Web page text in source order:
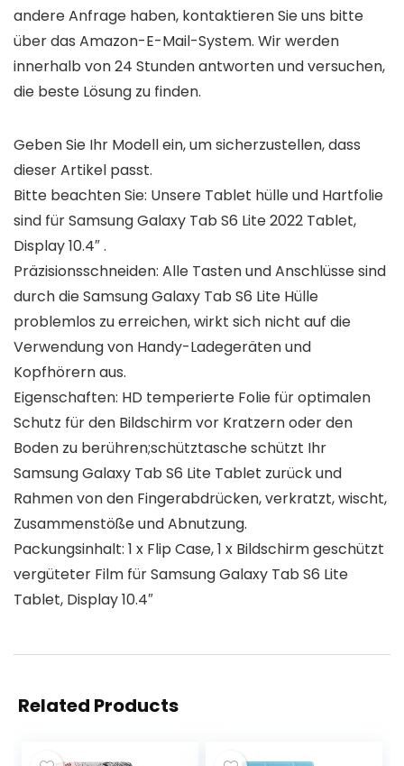
andere Anfrage haben, kontaktieren Sie uns bitte
über das Amazon-E-Mail-System. Wir werden
innerhalb von 24 Stunden antworten und versuchen,
die beste Lösung zu finden.
Geben Sie Ihr Modell ein, um sicherzustellen, dass
dieser Artikel passt.
Bitte beachten Sie: Unsere Tablet hülle und Hartfolie
sind für Samsung Galaxy Tab S6 Lite 2022 Tablet,
Display 10.4″ .
Präzisionsschneiden: Alle Tasten und Anschlüsse sind
durch die Samsung Galaxy Tab S6 Lite Hülle
problemlos zu erreichen, wirkt sich nicht auf die
Verwendung von Handy-Ladegeräten und
Kopfhörern aus.
Eigenschaften: HD temperierte Folie für optimalen
Schutz für den Bildschirm vor Kratzern oder den
Boden zu berühren;schütztasche schützt Ihr
Samsung Galaxy Tab S6 Lite Tablet zurück und
Rahmen von den Fingerabdrücken, verkratzt, wischt,
Zusammenstöße und Abnutzung.
Packungsinhalt: 1 x Flip Case, 1 x Bildschirm geschützt
vergüteter Film für Samsung Galaxy Tab S6 Lite
Tablet, Display 10.4″
Related Products